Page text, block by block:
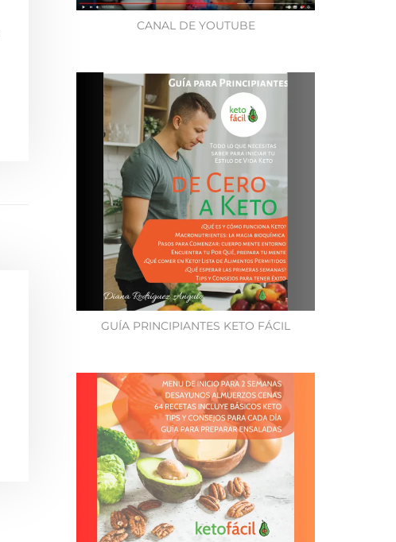
CANAL DE YOUTUBE
GUÍA PRINCIPIANTES KETO FÁCIL